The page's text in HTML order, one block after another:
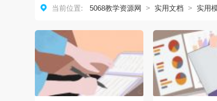
 当前位置: 5068教学资源网 > 实用文档 > 实用